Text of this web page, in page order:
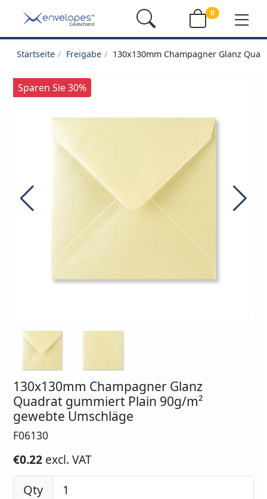
0
Startseite Freigabe 130x130mm Champagner Glanz
Sparen Sie 30%
130x130mm Champagner Glanz
Quadrat gummiert Plain 90g/m²
gewebte Umschläge
F06130
€0.22 excl. VAT
Qty